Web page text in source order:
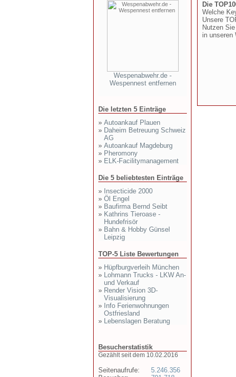
Wespenabwehr.de -
Wespennest entfernen
Die letzten 5 Einträge
» Autoankauf Plauen
» Daheim Betreuung Schweiz
AG
» Autoankauf Magdeburg
» Pheromony
» ELK-Facilitymanagement
Die 5 beliebtesten Einträge
» Insecticide 2000
» Öl Engel
» Baufirma Bernd Seibt
» Kathrins Tieroase -
Hundefrisör
» Bahn & Hobby Günsel
Leipzig
TOP-5 Liste Bewertungen
» Hüpfburgverleih München
» Lohmann Trucks - LKW An-
und Verkauf
» Render Vision 3D-
Visualisierung
» Info Ferienwohnungen
Ostfriesland
» Lebenslagen Beratung
Besucherstatistik
Gezählt seit dem 10.02.2016
Seitenaufrufe:
5.246.356
Die
Welche
Unsere
Nutzen
in unseren